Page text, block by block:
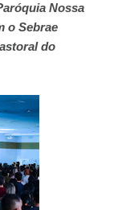
Nossa
o Sebrae
do